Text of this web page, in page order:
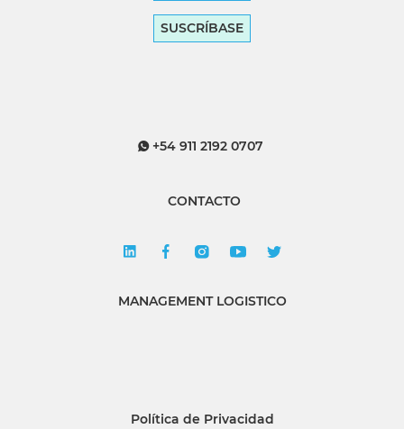
SUSCRÍBASE
+54 911 2192 0707
CONTACTO
MANAGEMENT LOGISTICO
Política de Privacidad